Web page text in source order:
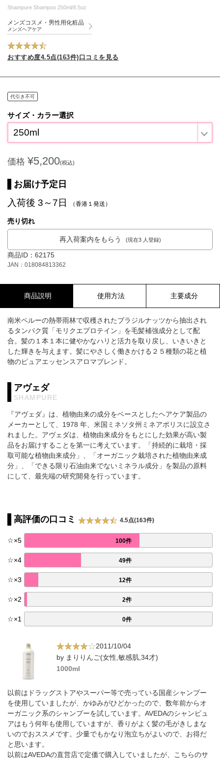
Shampure Shampoo 250ml/8.5oz
メンズコスメ・男性用化粧品
メンズヘアケア
おすすめ度4.5点(163件)口コミを見る
代引き不可
サイズ・カラー選択
250ml
価格 ¥5,200(税込)
お届け予定日
入荷後 3～7日 （香港１発送）
売り切れ
再入荷案内をもらう (現在3 人登録)
商品ID：62175
JAN：018084813362
商品説明 使用方法 主要成分
南米ペルーの熱帯雨林で収穫されたブラジルナッツから抽出され
るタンパク質「モリクエプロテイン」を毛髪補強成分として配
合。髪の１本１本に健やかなハリと活力を取り戻し、いきいきと
した輝きを与えます。髪にやさしく働きかける２５種類の花と植
物のピュアエッセンスアロマブレンド。
アヴェダ
SHAMPURE
『アヴェダ』は、植物由来の成分をベースとしたヘアケア製品の
メーカーとして、1978 年、米国ミネソタ州ミネアポリスに設立さ
れました。アヴェダは、植物由来成分をもとにした効果が高い製
品をお届けすることを第一に考えています。「持続的に栽培・採
取可能な植物由来成分」、「オーガニック栽培された植物由来成
分」、「できる限り石油由来でないミネラル成分」を製品の原料
にして、最先端の研究開発を行っています。
高評価の口コミ 4.5点(163件)
☆×5 100件
☆×4 49件
☆×3 12件
☆×2 2件
☆×1 0件
2011/10/04
by まりりんご(女性,敏感肌,34才)
1000ml
以前はドラッグストアやスーパー等で売っている国産シャンプー
を使用していましたが、かゆみがひどかったので、数年前からオ
ーガニック系のシャンプーを試しています。AVEDAのシャンピュ
アはもう何年も使用していますが、香りがよく髪の毛がきしまな
いのでおススメです。少量でもかなり泡立ちがよいので、お得だ
と思います。
以前はAVEDAの直営店で定価で購入していましたが、こちらのサ